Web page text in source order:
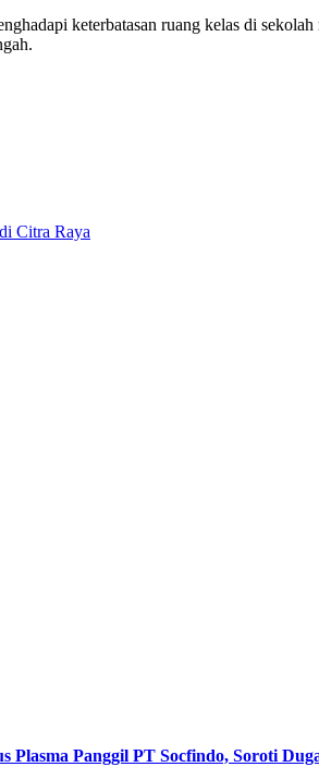
keterbatasan ruang kelas di
Citra Raya
Panggil PT Socfindo, Soroti